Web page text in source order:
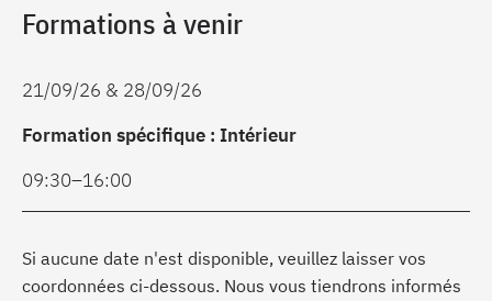
Formations à venir
21/09/26 & 28/09/26
Formation spécifique : Intérieur
09:30–16:00
Si aucune date n'est disponible, veuillez laisser vos
coordonnées ci-dessous. Nous vous tiendrons informés